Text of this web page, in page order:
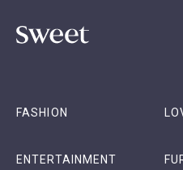
FASHION
ENTERTAINMENT